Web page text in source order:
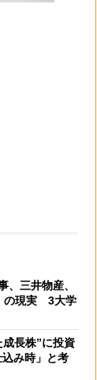
、三井物産、
の現実 3大学
長株”に投資
み時」と考